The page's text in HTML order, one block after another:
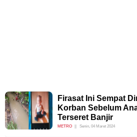
Firasat Ini Sempat
Korban Sebelum
Terseret Banjir
METRO Senin, 04 Maret 2024